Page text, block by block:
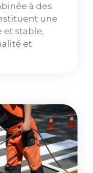
à des
une
et stable,
et